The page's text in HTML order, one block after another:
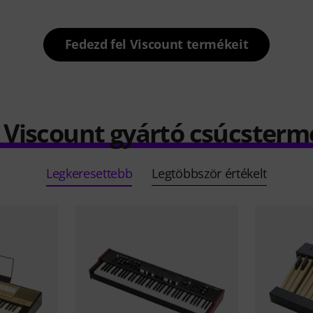
Fedezd fel Viscount termékeit
Viscount gyártó
Legkeresettebb Legtöbbször értékelt